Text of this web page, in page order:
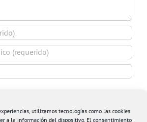
utilizamos tecnologías como las cookies
a la información del dispositivo. El consentimiento
próxima vez que comente.